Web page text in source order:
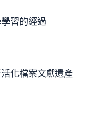
習的經過
化檔案文獻遺產